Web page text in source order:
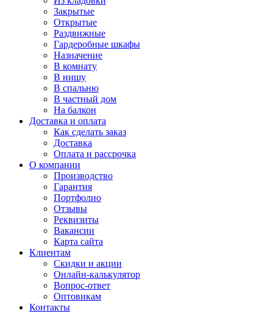
Закрытые
Открытые
Раздвижные
Гардеробные шкафы
Назначение
В комнату
В нишу
В спальню
В частный дом
На балкон
Доставка и оплата
Как сделать заказ
Доставка
Оплата и рассрочка
О компании
Производство
Гарантия
Портфолио
Отзывы
Реквизиты
Вакансии
Карта сайта
Клиентам
Скидки и акции
Онлайн-калькулятор
Вопрос-ответ
Оптовикам
Контакты